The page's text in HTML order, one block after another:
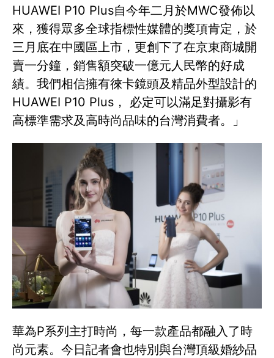
HUAWEI P10 Plus自今年二月於MWC發佈以
來，獲得眾多全球指標性媒體的獎項肯定，於
三月底在中國區上市，更創下了在京東商城開
賣一分鐘，銷售額突破一億元人民幣的好成
績。我們相信擁有徠卡鏡頭及精品外型設計的
HUAWEI P10 Plus， 必定可以滿足對攝影有
高標準需求及高時尚品味的台灣消費者。」
華為P系列主打時尚，每一款產品都融入了時
尚元素。今日記者會也特別與台灣頂級婚紗品